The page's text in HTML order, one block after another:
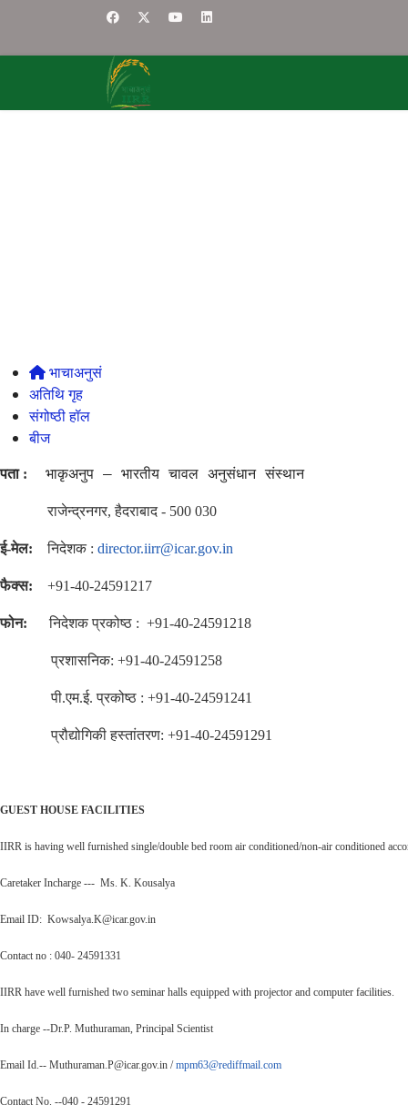
भाचाअनुसं
अतिथि गृह
संगोष्ठी हॉल
बीज
पता : भाकृअनुप – भारतीय चावल अनुसंधान संस्थान
राजेन्द्रनगर, हैदराबाद - 500 030
ई-मेल: निदेशक : director.iirr@icar.gov.in
फैक्स: +91-40-24591217
फोन: निदेशक प्रकोष्ठ : +91-40-24591218
प्रशासनिक: +91-40-24591258
पी.एम.ई. प्रकोष्ठ : +91-40-24591241
प्रौद्योगिकी हस्तांतरण: +91-40-24591291
GUEST HOUSE FACILITIES
IIRR is having well furnished single/double bed room air conditioned/non-air conditioned
Caretaker Incharge --- Ms. K. Kousalya
Email ID: Kowsalya.K@icar.gov.in
Contact no : 040- 24591331
IIRR have well furnished two seminar halls equipped with projector and computer facilities.
In charge --Dr.P. Muthuraman, Principal Scientist
Email Id.-- Muthuraman.P@icar.gov.in /mpm63@rediffmail.com
Contact No. --040 - 24591291